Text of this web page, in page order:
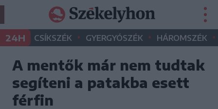
24H CSÍKSZÉK • GYERGYÓSZÉK • HÁROMSZÉK •
A mentők már nem tudtak
segíteni a patakba esett
férfin